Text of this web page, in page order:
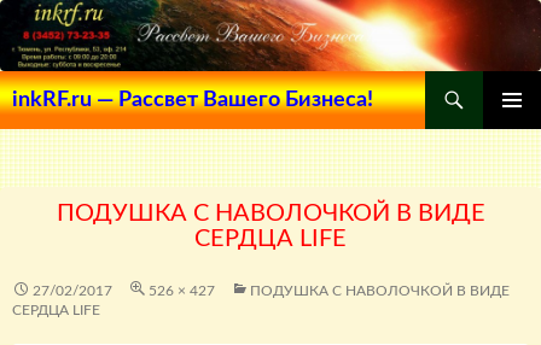
inkRF.ru — Рассвет Вашего Бизнеса!
Поиск
МЕНЮ
К
СОДЕРЖИМОМУ
ПОДУШКА С НАВОЛОЧКОЙ В ВИДЕ
СЕРДЦА LIFE
27/02/2017 526 × 427
ПОДУШКА С НАВОЛОЧКОЙ В ВИДЕ
СЕРДЦА LIFE